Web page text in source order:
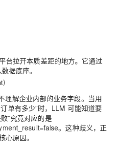
台拉开本质差距的地方。它通过
据底座。
理解企业内部的业务字段。当用
单有多少”时，LLM 可能知道要
”究竟对应的是
。这种歧义，正
原因。